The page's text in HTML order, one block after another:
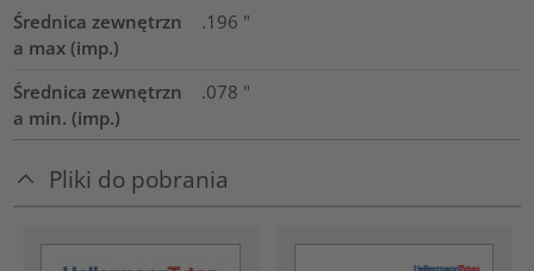
Średnica zewnętrzn
a max (imp.)
.196 "
Średnica zewnętrzn
a min. (imp.)
.078 "
Pliki do pobrania